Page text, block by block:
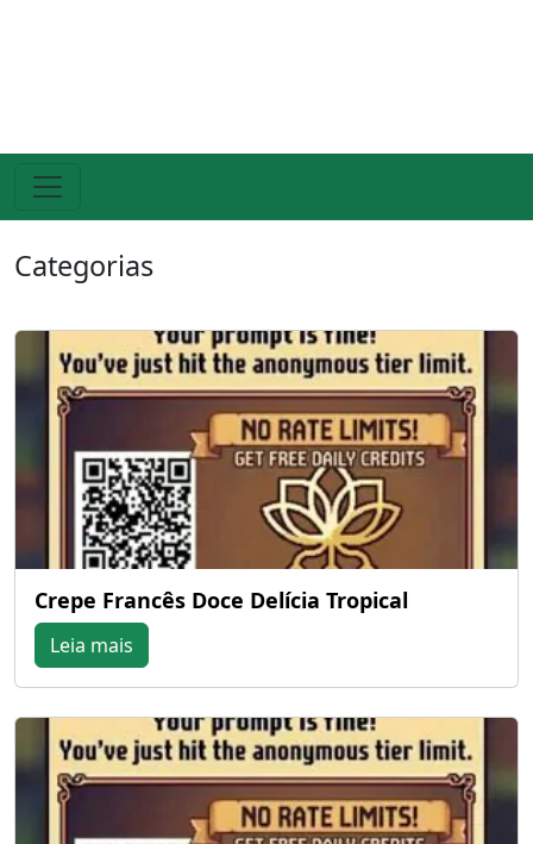
Categorias
Crepe Francês Doce Delícia Tropical
Leia mais